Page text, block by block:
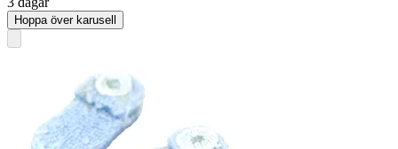
Hoppa över karusell